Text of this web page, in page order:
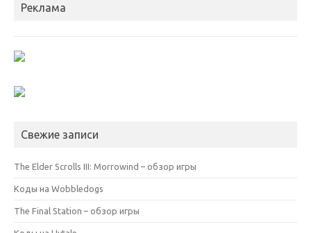
Реклама
Свежие записи
The Elder Scrolls III: Morrowind – обзор игры
Коды на Wobbledogs
The Final Station – обзор игры